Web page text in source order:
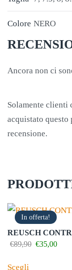
Colore NERO
Ancora non ci
Solamente clienti
acquistato questo
recensione.
In offerta!
REUSCH
€89,90 Il€35,00Il
Scegli